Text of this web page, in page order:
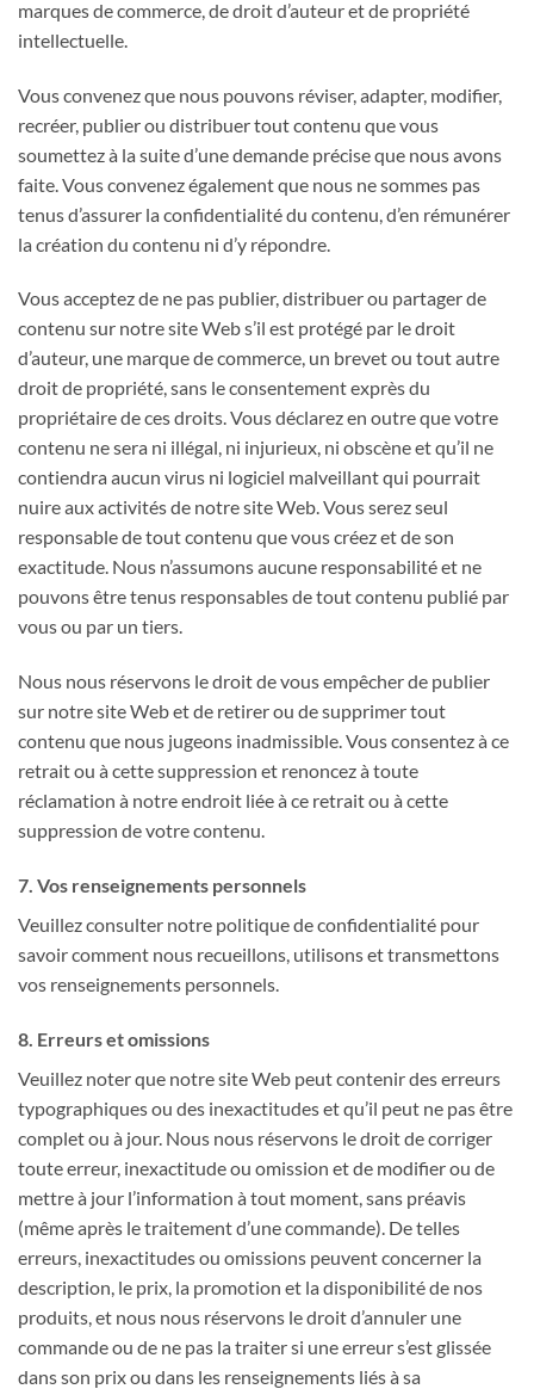
marques de commerce, de droit d’auteur et de propriété
intellectuelle.
Vous convenez que nous pouvons réviser, adapter, modifier,
recréer, publier ou distribuer tout contenu que vous
soumettez à la suite d’une demande précise que nous avons
faite. Vous convenez également que nous ne sommes pas
tenus d’assurer la confidentialité du contenu, d’en rémunérer
la création du contenu ni d’y répondre.
Vous acceptez de ne pas publier, distribuer ou partager de
contenu sur notre site Web s’il est protégé par le droit
d’auteur, une marque de commerce, un brevet ou tout autre
droit de propriété, sans le consentement exprès du
propriétaire de ces droits. Vous déclarez en outre que votre
contenu ne sera ni illégal, ni injurieux, ni obscène et qu’il ne
contiendra aucun virus ni logiciel malveillant qui pourrait
nuire aux activités de notre site Web. Vous serez seul
responsable de tout contenu que vous créez et de son
exactitude. Nous n’assumons aucune responsabilité et ne
pouvons être tenus responsables de tout contenu publié par
vous ou par un tiers.
Nous nous réservons le droit de vous empêcher de publier
sur notre site Web et de retirer ou de supprimer tout
contenu que nous jugeons inadmissible. Vous consentez à ce
retrait ou à cette suppression et renoncez à toute
réclamation à notre endroit liée à ce retrait ou à cette
suppression de votre contenu.
7. Vos renseignements personnels
Veuillez consulter notre politique de confidentialité pour
savoir comment nous recueillons, utilisons et transmettons
vos renseignements personnels.
8. Erreurs et omissions
Veuillez noter que notre site Web peut contenir des erreurs
typographiques ou des inexactitudes et qu’il peut ne pas être
complet ou à jour. Nous nous réservons le droit de corriger
toute erreur, inexactitude ou omission et de modifier ou de
mettre à jour l’information à tout moment, sans préavis
(même après le traitement d’une commande). De telles
erreurs, inexactitudes ou omissions peuvent concerner la
description, le prix, la promotion et la disponibilité de nos
produits, et nous nous réservons le droit d’annuler une
commande ou de ne pas la traiter si une erreur s’est glissée
dans son prix ou dans les renseignements liés à sa